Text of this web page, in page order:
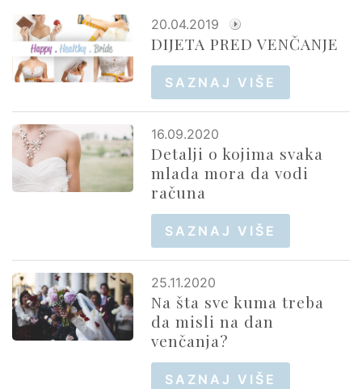
20.04.2019
DIJETA PRED VENČANJE
SAZNAJ VIŠE
16.09.2020
Detalji o kojima svaka
mlada mora da vodi
računa
SAZNAJ VIŠE
25.11.2020
Na šta sve kuma treba
da misli na dan
venčanja?
SAZNAJ VIŠE